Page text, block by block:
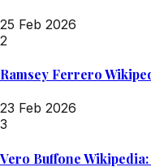
25 Feb 2026
2
Ramsey Ferrero
23 Feb 2026
3
Vero Buffone